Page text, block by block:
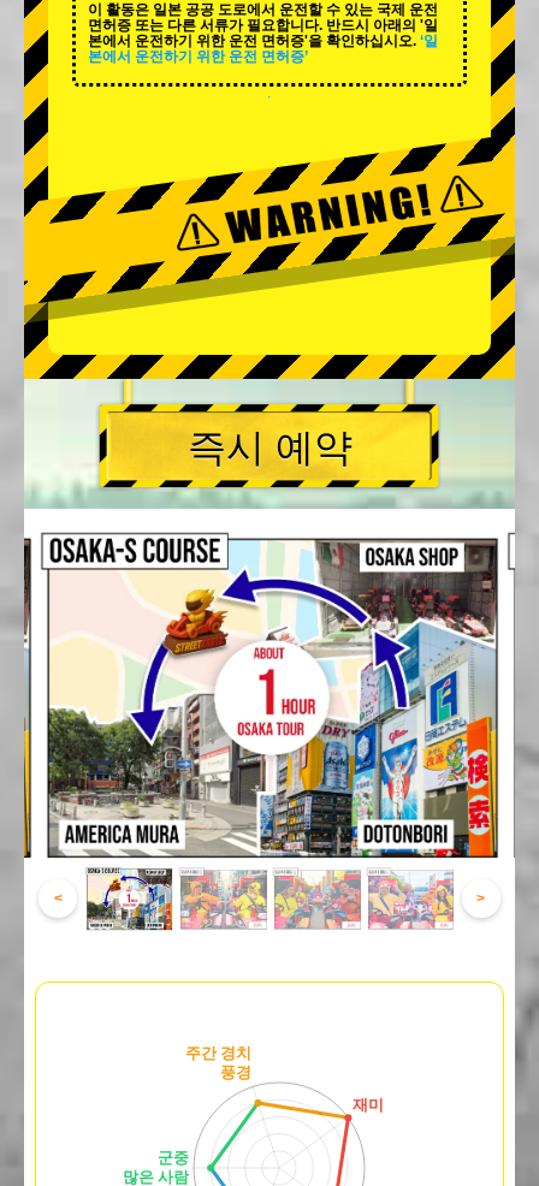
이 활동은 일본 공공 도로에서 운전할 수 있는 국제 운전
면허증 또는 다른 서류가 필요합니다. 반드시 아래의 '일
본에서 운전하기 위한 운전 면허증'을 확인하십시오. ‘일
본에서 운전하기 위한 운전 면허증’
즉시 예약
< >